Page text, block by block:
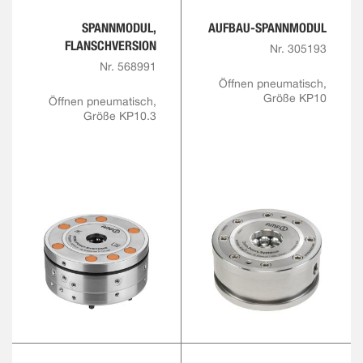
SPANNMODUL,
FLANSCHVERSION
Nr. 568991
Öffnen pneumatisch,
Größe KP10.3
AUFBAU-SPANNMODUL
Nr. 305193
Öffnen pneumatisch,
Größe KP10